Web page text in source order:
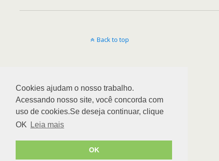
Cookies ajudam o nosso trabalho.
Acessando nosso site, você concorda com
uso de cookies.Se deseja continuar, clique
OK
Leia mais
OK
Back to top